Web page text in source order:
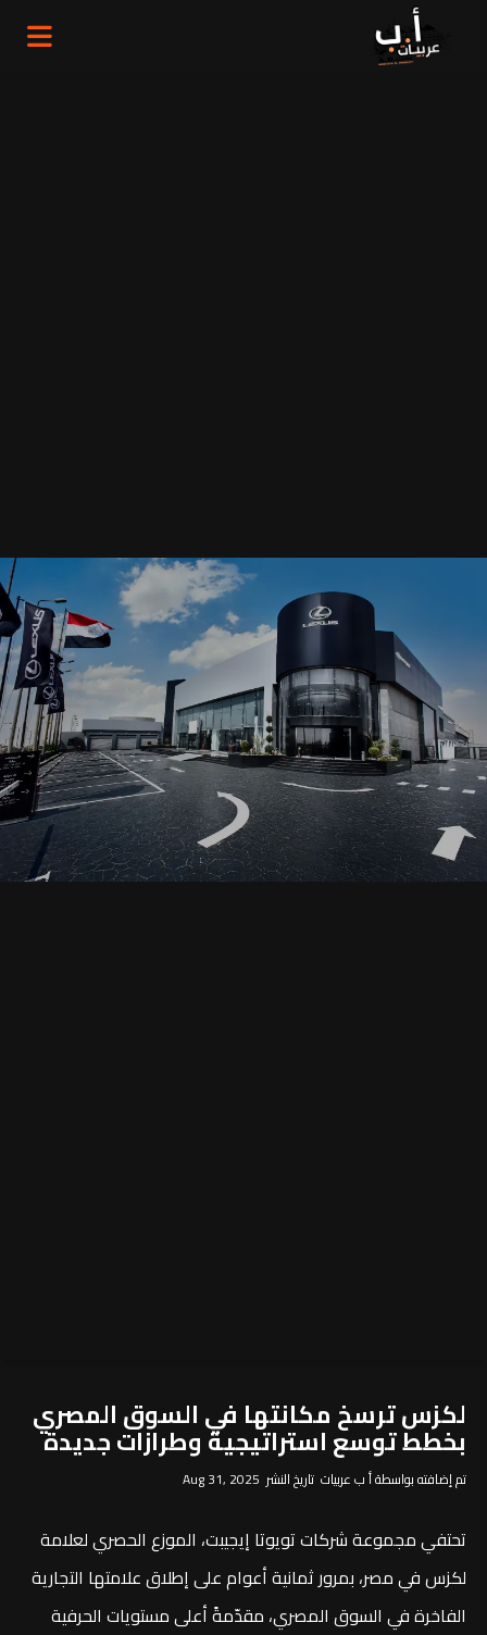
لكزس ترسخ مكانتها في السوق المصري
بخطط توسع استراتيجية وطرازات جديدة
تم إضافته بواسطة أ ب عربيات تاريخ النشر Aug 31, 2025
تحتفي مجموعة شركات تويوتا إيجيبت، الموزع الحصري لعلامة
لكزس في مصر، بمرور ثمانية أعوام على إطلاق علامتها التجارية
الفاخرة في السوق المصري، مقدّمةً أعلى مستويات الحرفية